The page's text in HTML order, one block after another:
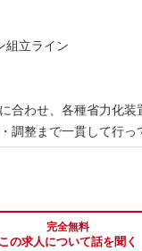
組立ライン
合わせ、各種省力化
調整まで一貫して行っ
完全無料
この求人について話を聞く